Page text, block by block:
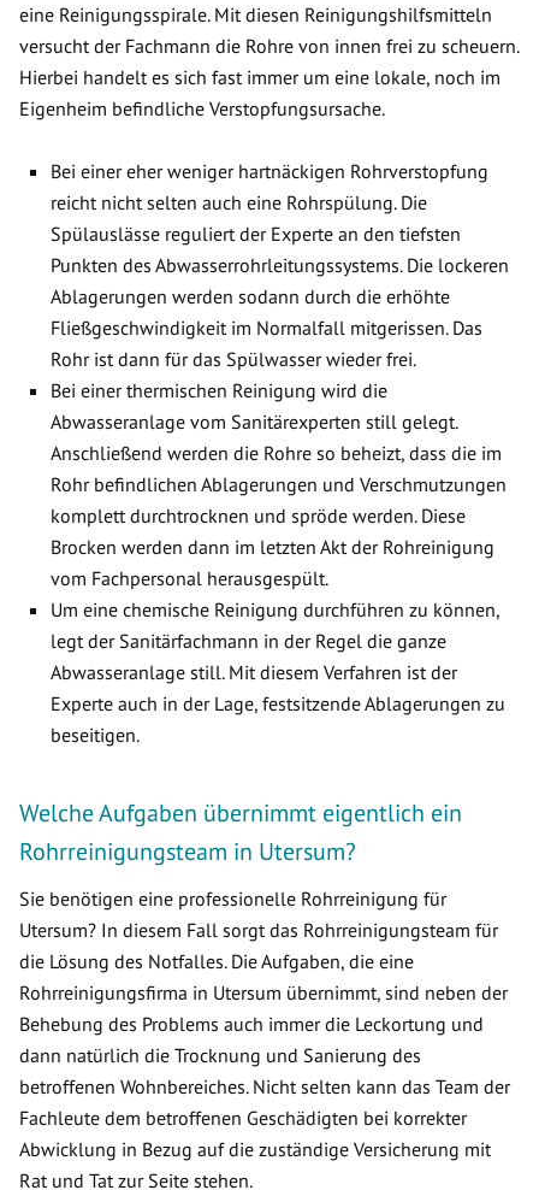
eine Reinigungsspirale. Mit diesen Reinigungshilfsmitteln
versucht der Fachmann die Rohre von innen frei zu scheuern.
Hierbei handelt es sich fast immer um eine lokale, noch im
Eigenheim befindliche Verstopfungsursache.
Bei einer eher weniger hartnäckigen Rohrverstopfung
reicht nicht selten auch eine Rohrspülung. Die
Spülauslässe reguliert der Experte an den tiefsten
Punkten des Abwasserrohrleitungssystems. Die lockeren
Ablagerungen werden sodann durch die erhöhte
Fließgeschwindigkeit im Normalfall mitgerissen. Das
Rohr ist dann für das Spülwasser wieder frei.
Bei einer thermischen Reinigung wird die
Abwasseranlage vom Sanitärexperten still gelegt.
Anschließend werden die Rohre so beheizt, dass die im
Rohr befindlichen Ablagerungen und Verschmutzungen
komplett durchtrocknen und spröde werden. Diese
Brocken werden dann im letzten Akt der Rohreinigung
vom Fachpersonal herausgespült.
Um eine chemische Reinigung durchführen zu können,
legt der Sanitärfachmann in der Regel die ganze
Abwasseranlage still. Mit diesem Verfahren ist der
Experte auch in der Lage, festsitzende Ablagerungen zu
beseitigen.
Welche Aufgaben übernimmt eigentlich ein
Rohrreinigungsteam in Utersum?
Sie benötigen eine professionelle Rohrreinigung für
Utersum? In diesem Fall sorgt das Rohrreinigungsteam für
die Lösung des Notfalles. Die Aufgaben, die eine
Rohrreinigungsfirma in Utersum übernimmt, sind neben der
Behebung des Problems auch immer die Leckortung und
dann natürlich die Trocknung und Sanierung des
betroffenen Wohnbereiches. Nicht selten kann das Team der
Fachleute dem betroffenen Geschädigten bei korrekter
Abwicklung in Bezug auf die zuständige Versicherung mit
Rat und Tat zur Seite stehen.